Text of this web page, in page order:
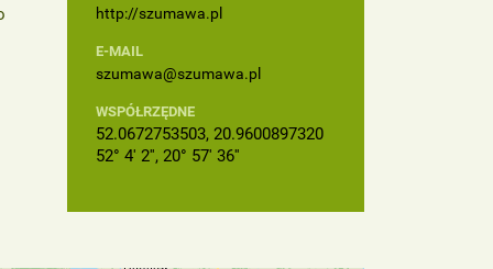
http://szumawa.pl
E-MAIL
szumawa@szumawa.pl
WSPÓŁRZĘDNE
52.0672753503, 20.9600897320
52° 4' 2'', 20° 57' 36''